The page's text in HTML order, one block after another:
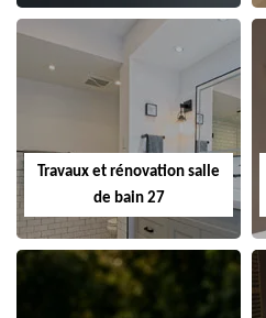
Travaux et rénovation salle
de bain 27